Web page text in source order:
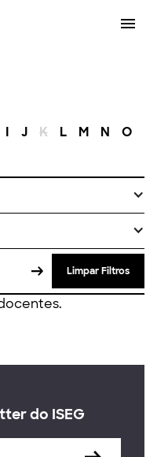
I J K L M N O
Limpar Filtros
do ISEG